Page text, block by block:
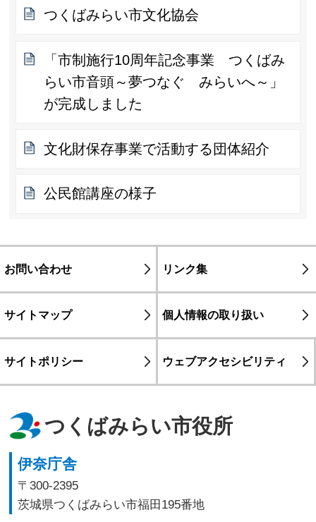
つくばみらい市文化協会
「市制施行10周年記念事業 つくばみ
らい市音頭～夢つなぐ みらいへ～」
が完成しました
文化財保存事業で活動する団体紹介
公民館講座の様子
お問い合わせ リンク集
サイトマップ 個人情報の取り扱い
サイトポリシー ウェブアクセシビリティ
つくばみらい市役所
伊奈庁舎
〒300-2395
茨城県つくばみらい市福田195番地